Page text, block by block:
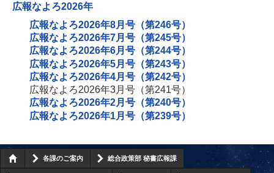
広報なよろ2026年
広報なよろ2026年8月号（第246号）
広報なよろ2026年7月号（第245号）
広報なよろ2026年6月号（第244号）
広報なよろ2026年5月号（第243号）
広報なよろ2026年4月号（第242号）
広報なよろ2026年3月号（第241号）
広報なよろ2026年2月号（第240号）
広報なよろ2026年1月号（第239号）
各課のご案内 総合政策部 秘書広報課